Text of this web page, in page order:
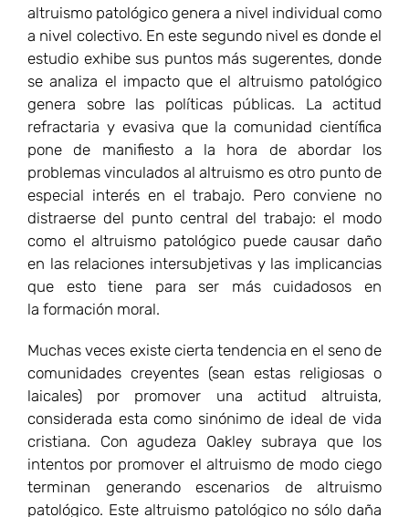
como el altruismo patológico puede causar daño
en las relaciones intersubjetivas y las implicancias
que esto tiene para ser más cuidadosos en
la formación moral.
Muchas veces existe cierta tendencia en el seno de
comunidades creyentes (sean estas religiosas o
laicales) por promover una actitud altruista,
considerada esta como sinónimo de ideal de vida
cristiana. Con agudeza Oakley subraya que los
intentos por promover el altruismo de modo ciego
terminan generando escenarios de altruismo
patológico. Este altruismo patológico no sólo daña
al receptor de la pretendida ayuda sino también, en
ayudar. Entre las personas que orientan su vida
bajo el ideal de la ayuda al prójimo –entre los laicos
existen determinadas profesiones particularmente
afines para esto, como las vinculadas a la
educación y la salud–, suelen aparecer en el
mediano y largo plazo diversos tipos de trastornos,
tales como complejos de culpa, angustias, estrés
(‘burnout’), cuadros depresivos, además de otros